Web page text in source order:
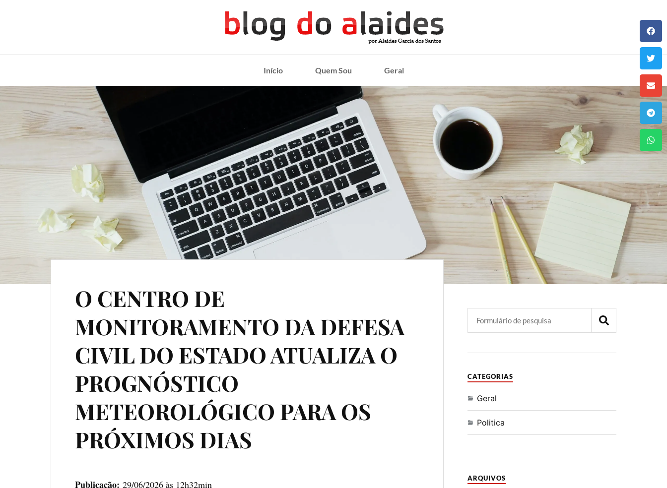
Início Quem Sou Geral
O CENTRO DE
MONITORAMENTO DA DEFESA
CIVIL DO ESTADO ATUALIZA O
PROGNÓSTICO
METEOROLÓGICO PARA OS
PRÓXIMOS DIAS
Publicação: 29/06/2026 às 12h32min
CATEGORIAS
Geral
Politica
ARQUIVOS